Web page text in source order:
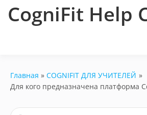
содержимому
CogniFit Help
Главная
COGNIFIT ДЛЯ УЧИТЕЛЕЙ
Для кого предназначена платформа